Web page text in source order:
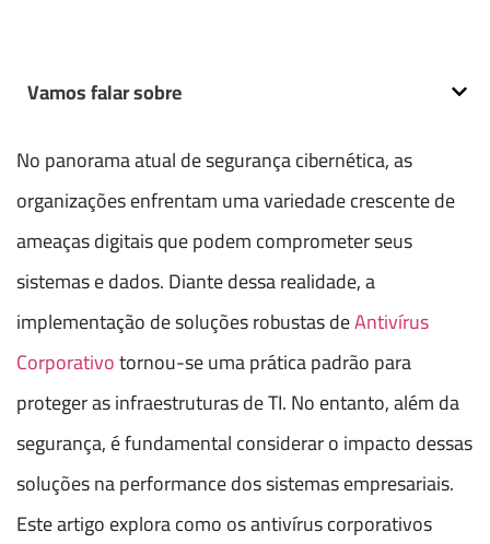
Vamos falar sobre
No panorama atual de segurança cibernética, as
organizações enfrentam uma variedade crescente de
ameaças digitais que podem comprometer seus
sistemas e dados. Diante dessa realidade, a
implementação de soluções robustas deAntivírus
Corporativotornou-se uma prática padrão para
proteger as infraestruturas de TI. No entanto, além da
segurança, é fundamental considerar o impacto dessas
soluções na performance dos sistemas empresariais.
Este artigo explora como os antivírus corporativos